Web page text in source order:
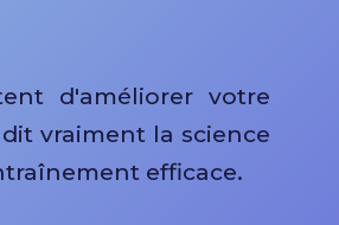
d'améliorer votre
vraiment la science
efficace.